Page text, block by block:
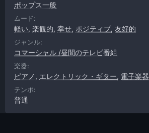
ポップス一般
ムード:
軽い, 楽観的, 幸せ, ポジティブ, 友好的
ジャンル:
コマーシャル /昼間のテレビ番組
楽器:
ピアノ , エレクトリック・ギター, 電子楽器
テンポ:
普通